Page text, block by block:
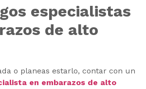
especialistas
de alto
o planeas estarlo, contar con un
en embarazos de alto